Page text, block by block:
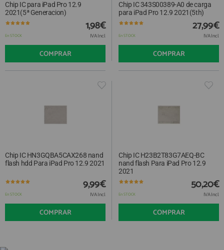
Chip IC para iPad Pro 12.9
2021(5ª Generacion)
En STOCK
1,98€
IVA Incl.
COMPRAR
Chip IC 343S00389-A0 de carga
para iPad Pro 12.9 2021(5th)
En STOCK
27,99€
IVA Incl.
COMPRAR
Chip IC HN3GQBA5CAX268 nand
flash hdd Para iPad Pro 12.9 2021
En STOCK
9,99€
IVA Incl.
COMPRAR
Chip IC H23B2T83G7AEQ-BC
nand flash Para iPad Pro 12.9
2021
En STOCK
50,20€
IVA Incl.
COMPRAR